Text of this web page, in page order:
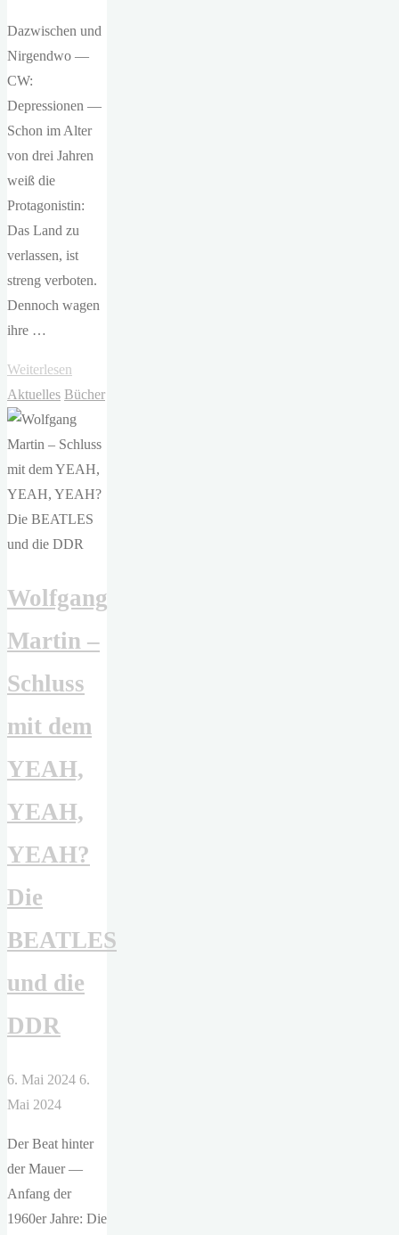
Dazwischen und
Nirgendwo —
CW:
Depressionen —
Schon im Alter
von drei Jahren
weiß die
Protagonistin:
Das Land zu
verlassen, ist
streng verboten.
Dennoch wagen
ihre …
Weiterlesen
Neumann
–
Das
Jahr
ohne
Sommer"
Aktuelles Bücher
Wolfgang
Martin –
Schluss
mit dem
YEAH,
YEAH,
YEAH?
Die
BEATLES
und die
DDR
6. Mai 2024 6.
Mai 2024
Der Beat hinter
der Mauer —
Anfang der
1960er Jahre: Die